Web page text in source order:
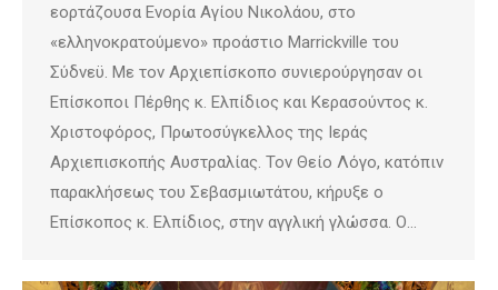
εορτάζουσα Ενορία Αγίου Νικολάου, στο
«ελληνοκρατούμενο» προάστιο Marrickville του
Σύδνεϋ. Με τον Αρχιεπίσκοπο συνιερούργησαν οι
Επίσκοποι Πέρθης κ. Ελπίδιος και Κερασούντος κ.
Χριστοφόρος, Πρωτοσύγκελλος της Ιεράς
Αρχιεπισκοπής Αυστραλίας. Τον Θείο Λόγο, κατόπιν
παρακλήσεως του Σεβασμιωτάτου, κήρυξε ο
Επίσκοπος κ. Ελπίδιος, στην αγγλική γλώσσα. Ο…